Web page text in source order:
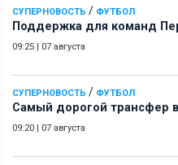
СУПЕРНОВОСТЬ / ФУТБОЛ
Поддержка для команд
09:25 | 07 августа
СУПЕРНОВОСТЬ / ФУТБОЛ
Самый дорогой трансфер
09:20 | 07 августа